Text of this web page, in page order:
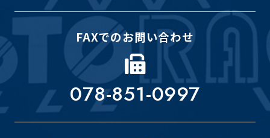
FAXでのお問い合わせ
078-851-0997